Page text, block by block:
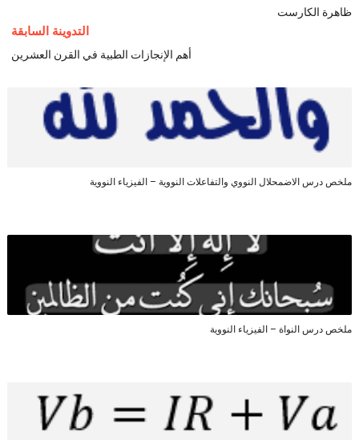
ظاهرة الكارست
التدوينة السابقة
أهم الإنجازات الطبية في القرن العشرين
ملخص درس الاضمحلال النووي والتفاعلات النووية – الفيزياء النووية
ملخص درس النواة – الفيزياء النووية